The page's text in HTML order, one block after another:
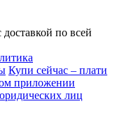
по всей
Купи сейчас – плати
приложении
лиц